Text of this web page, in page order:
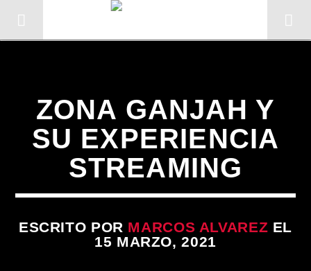
ZONA GANJAH Y
SU EXPERIENCIA
STREAMING
ESCRITO POR MARCOS ALVAREZ EL
15 MARZO, 2021